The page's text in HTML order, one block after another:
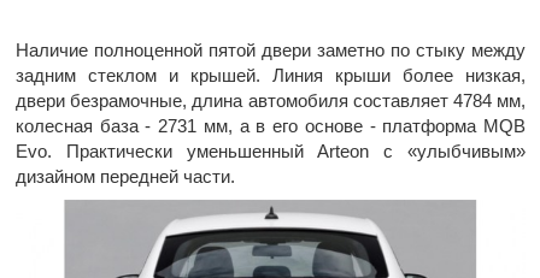
Наличие полноценной пятой двери заметно по стыку между
задним стеклом и крышей. Линия крыши более низкая,
двери безрамочные, длина автомобиля составляет 4784 мм,
колесная база - 2731 мм, а в его основе - платформа MQB
Evo. Практически уменьшенный Arteon с «улыбчивым»
дизайном передней части.